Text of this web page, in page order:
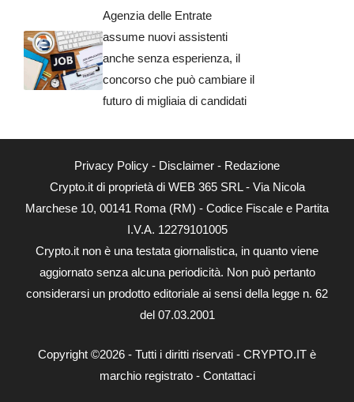
Agenzia delle Entrate
assume nuovi assistenti
anche senza esperienza, il
concorso che può cambiare il
futuro di migliaia di candidati
Privacy Policy - Disclaimer - Redazione
Crypto.it di proprietà di WEB 365 SRL - Via Nicola
Marchese 10, 00141 Roma (RM) - Codice Fiscale e Partita
I.V.A. 12279101005
Crypto.it non è una testata giornalistica, in quanto viene
aggiornato senza alcuna periodicità. Non può pertanto
considerarsi un prodotto editoriale ai sensi della legge n. 62
del 07.03.2001
Copyright ©2026 - Tutti i diritti riservati - CRYPTO.IT è
marchio registrato - Contattaci